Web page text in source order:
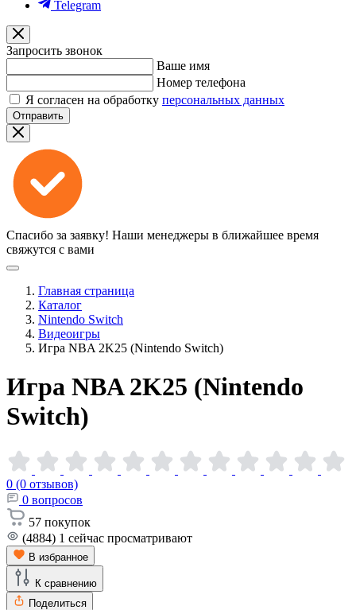
Telegram
Запросить звонок
Ваше имя
Номер телефона
Я согласен на обработку персональных данных
Отправить
Спасибо за заявку! Наши менеджеры в ближайшее время
свяжутся с вами
Главная страница
Каталог
Nintendo Switch
Видеоигры
Игра NBA 2K25 (Nintendo Switch)
Игра NBA 2K25 (Nintendo
Switch)
0 (0 отзывов)
0 вопросов
57 покупок
(4884) 1 сейчас просматривают
В избранное
К сравнению
Поделиться